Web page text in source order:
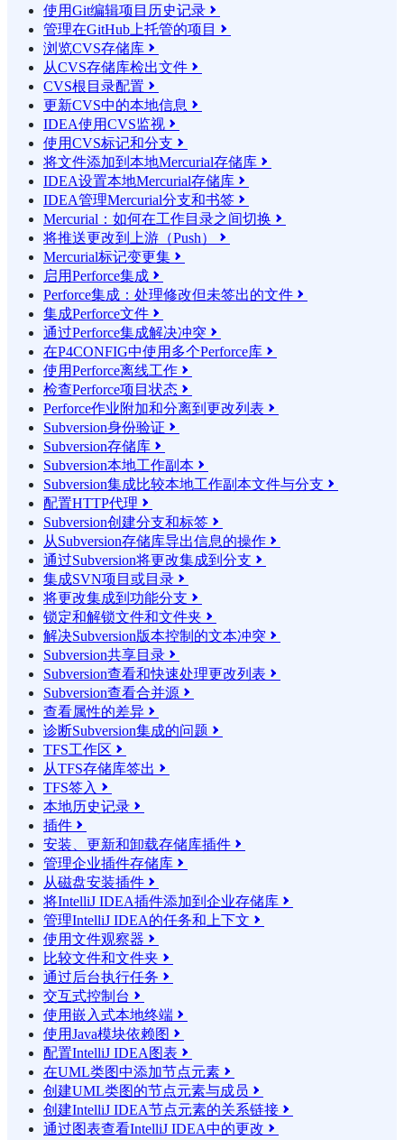
使用Git编辑项目历史记录 
管理在GitHub上托管的项目 
浏览CVS存储库 
从CVS存储库检出文件 
CVS根目录配置 
更新CVS中的本地信息 
IDEA使用CVS监视 
使用CVS标记和分支 
将文件添加到本地Mercurial存储库 
IDEA设置本地Mercurial存储库 
IDEA管理Mercurial分支和书签 
Mercurial：如何在工作目录之间切换 
将推送更改到上游（Push） 
Mercurial标记变更集 
启用Perforce集成 
Perforce集成：处理修改但未签出的文件 
集成Perforce文件 
通过Perforce集成解决冲突 
在P4CONFIG中使用多个Perforce库 
使用Perforce离线工作 
检查Perforce项目状态 
Perforce作业附加和分离到更改列表 
Subversion身份验证 
Subversion存储库 
Subversion本地工作副本 
Subversion集成比较本地工作副本文件与分支 
配置HTTP代理 
Subversion创建分支和标签 
从Subversion存储库导出信息的操作 
通过Subversion将更改集成到分支 
集成SVN项目或目录 
将更改集成到功能分支 
锁定和解锁文件和文件夹 
解决Subversion版本控制的文本冲突 
Subversion共享目录 
Subversion查看和快速处理更改列表 
Subversion查看合并源 
查看属性的差异 
诊断Subversion集成的问题 
TFS工作区 
从TFS存储库签出 
TFS签入 
本地历史记录 
插件 
安装、更新和卸载存储库插件 
管理企业插件存储库 
从磁盘安装插件 
将IntelliJ IDEA插件添加到企业存储库 
管理IntelliJ IDEA的任务和上下文 
使用文件观察器 
比较文件和文件夹 
通过后台执行任务 
交互式控制台 
使用嵌入式本地终端 
使用Java模块依赖图 
配置IntelliJ IDEA图表 
在UML类图中添加节点元素 
创建UML类图的节点元素与成员 
创建IntelliJ IDEA节点元素的关系链接 
通过图表查看IntelliJ IDEA中的更改 